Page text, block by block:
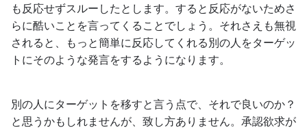
も反応せずスルーしたとします。すると反応がないためさ
らに酷いことを言ってくることでしょう。それさえも無視
されると、もっと簡単に反応してくれる別の人をターゲッ
トにそのような発言をするようになります。
別の人にターゲットを移すと言う点で、それで良いのか？
と思うかもしれませんが、致し方ありません。承認欲求が